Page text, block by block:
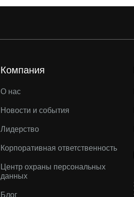
Компания
О нас
Новости и события
Лидерство
Корпоративная ответственность
Центр охраны персональных
данных
Блог